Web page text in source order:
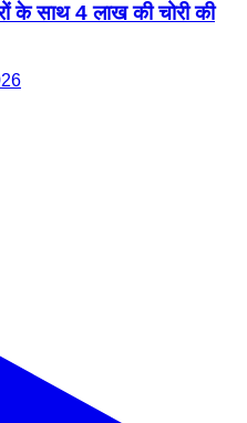
के साथ 4 लाख की चोरी की